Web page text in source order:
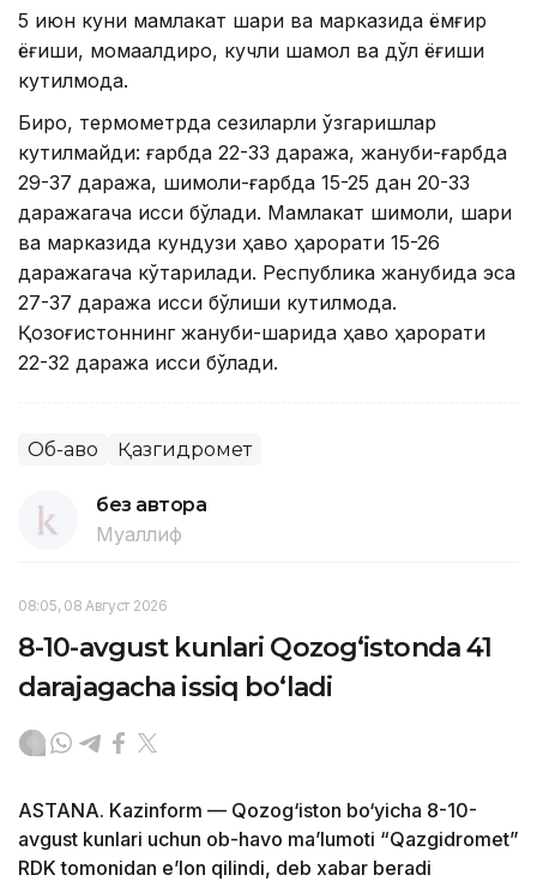
5 июн куни мамлакат шарқи ва марказида ёмғир
ёғиши, момақалдироқ, кучли шамол ва дўл ёғиши
кутилмоқда.
Бироқ, термометрда сезиларли ўзгаришлар
кутилмайди: ғарбда 22-33 даража, жануби-ғарбда
29-37 даража, шимоли-ғарбда 15-25 дан 20-33
даражагача иссиқ бўлади. Мамлакат шимоли, шарқи
ва марказида кундузи ҳаво ҳарорати 15-26
даражагача кўтарилади. Республика жанубида эса
27-37 даража иссиқ бўлиши кутилмоқда.
Қозоғистоннинг жануби-шарқида ҳаво ҳарорати
22-32 даража иссиқ бўлади.
Об-ҳаво Қазгидромет
без автора
Муаллиф
08:05, 08 Август 2026
8-10-avgust kunlari Qozog‘istonda 41
darajagacha issiq bo‘ladi
ASTANA. Kazinform — Qozog‘iston bo‘yicha 8-10-
avgust kunlari uchun ob-havo ma’lumoti “Qazgidromet”
RDK tomonidan e’lon qilindi, deb xabar beradi